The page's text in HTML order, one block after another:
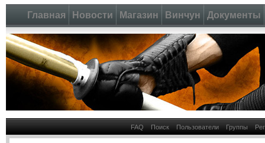
Главная Новости Магазин Винчун Документы
FAQ Поиск Пользователи Группы